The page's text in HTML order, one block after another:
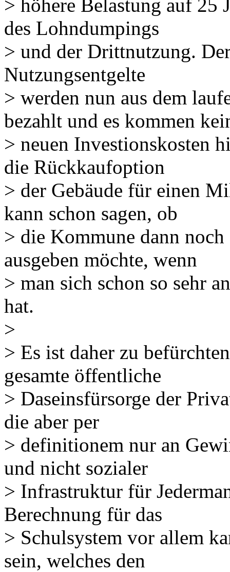
> höhere Belastung auf 25
des Lohndumpings
> und der Drittnutzung.
Nutzungsentgelte
> werden nun aus dem
bezahlt und es kommen
> neuen Investionskosten
die Rückkaufoption
> der Gebäude für einen
kann schon sagen, ob
> die Kommune dann
ausgeben möchte, wenn
> man sich schon so sehr
hat.
>
> Es ist daher zu
gesamte öffentliche
> Daseinsfürsorge der
die aber per
> definitionem nur an
und nicht sozialer
> Infrastruktur für
Berechnung für das
> Schulsystem vor allem
sein, welches den